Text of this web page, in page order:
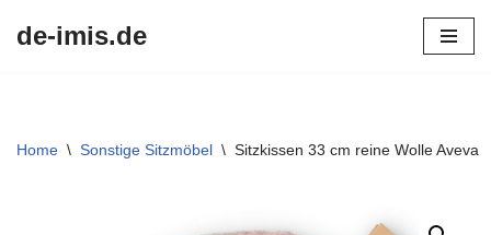
de-imis.de
Home \ Sonstige Sitzmöbel \ Sitzkissen 33 cm reine Wolle Aveva